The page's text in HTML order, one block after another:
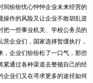
间纷纷忧心忡忡企业未来经营的
操作的风险又让企业不敢胡乱逆
把一些事业机关、学校公务员的
企业们，国家选择暂缓执行，
，企业们纷纷松了一口气，那些
紧通过各种渠道去整顿自己的经
企业们又在寻求更多的途径如何